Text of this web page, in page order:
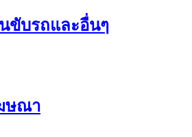
ขับรถและอื่นๆ
ษณา